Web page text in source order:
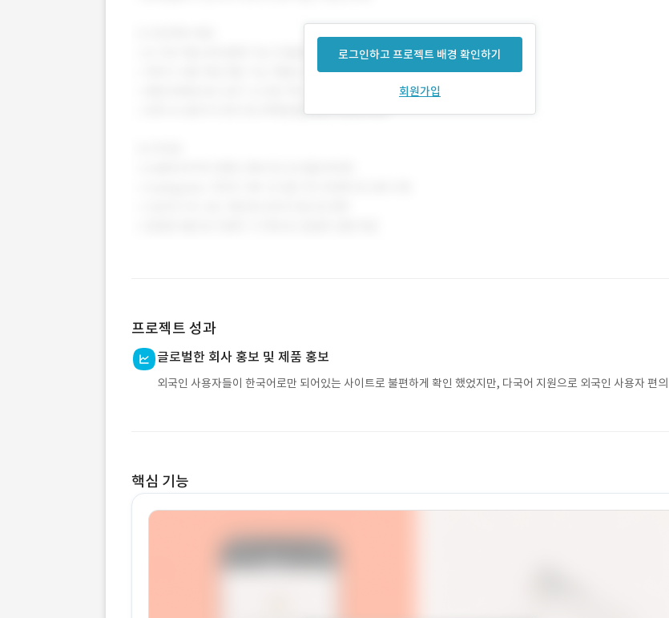
로그인하고 프로젝트 배경 확인하기
회원가입
프로젝트 성과
글로벌한 회사 홍보 및 제품 홍보
외국인 사용자들이 한국어로만 되어있는 사이트로 불편하게 확인 했었지만, 다국어 지원으로 외국인 사용자 편
핵심 기능